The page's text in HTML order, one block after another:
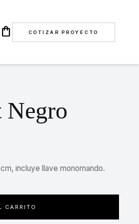
shopping_bag COTIZAR PROYECTO
Negro
incluye llave monomando.
CARRITO